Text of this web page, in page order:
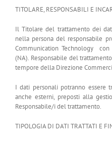
TITOLARE, RESPONSABILI E
Il Titolare del trattamento dei
nella persona del responsabile
Communication Technology
(NA). Responsabile del
tempore della Direzione
I dati personali potranno essere
anche esterni, preposti alla
Responsabile/i del trattamento.
TIPOLOGIA DI DATI TRATTATI E